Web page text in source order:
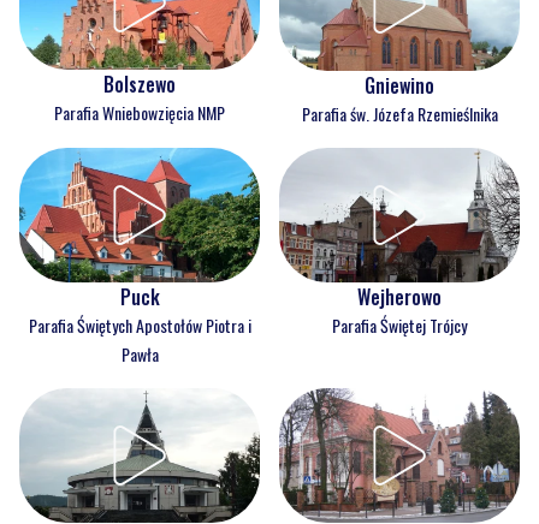
Bolszewo
Parafia Wniebowzięcia NMP
Gniewino
Parafia św. Józefa Rzemieślnika
Puck
Parafia Świętych Apostołów Piotra i
Pawła
Wejherowo
Parafia Świętej Trójcy